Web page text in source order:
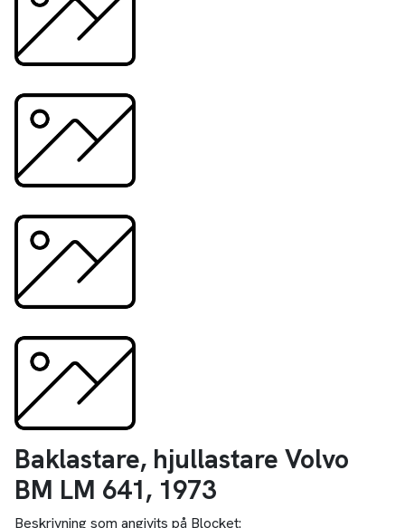
Baklastare, hjullastare Volvo
BM LM 641, 1973
Beskrivning som angivits på Blocket: